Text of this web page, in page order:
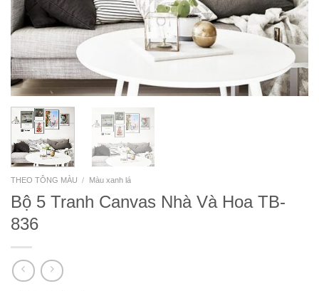
THEO TÔNG MÀU / Màu xanh lá
Bộ 5 Tranh Canvas Nhà Và Hoa TB-
836